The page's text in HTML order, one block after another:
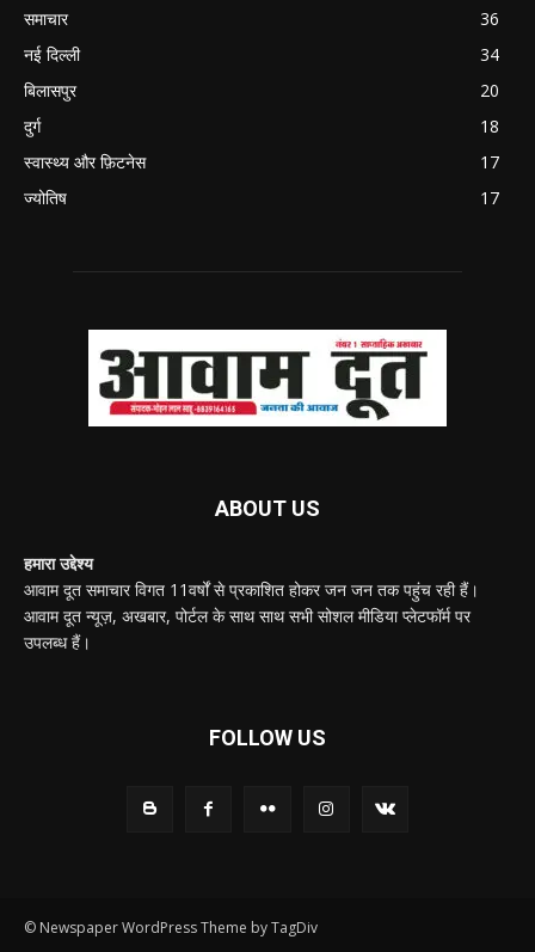
समाचार
36
नई दिल्ली
34
बिलासपुर
20
दुर्ग
18
स्वास्थ्य और फ़िटनेस
17
ज्योतिष
17
ABOUT US
हमारा उद्देश्य
आवाम दूत समाचार विगत 11वर्षों से प्रकाशित होकर जन जन तक पहुंच रही हैं।
आवाम दूत न्यूज़, अखबार, पोर्टल के साथ साथ सभी सोशल मीडिया प्लेटफॉर्म पर
उपलब्ध हैं।
FOLLOW US
© Newspaper WordPress Theme by TagDiv